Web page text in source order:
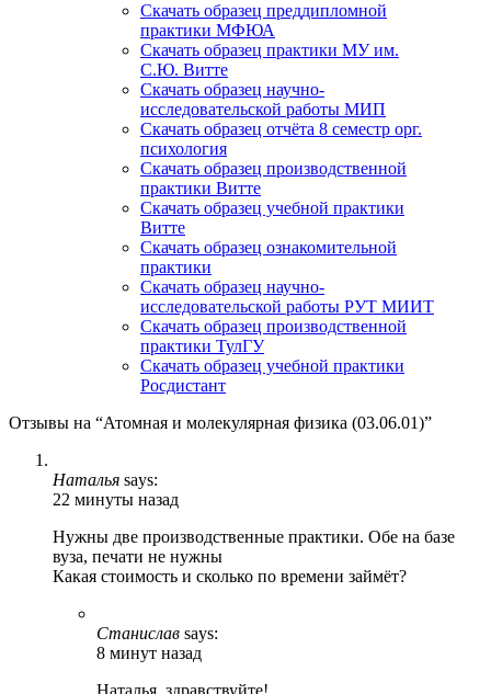
Скачать образец преддипломной
практики МФЮА
Скачать образец практики МУ им.
С.Ю. Витте
Скачать образец научно-
исследовательской работы МИП
Скачать образец отчёта 8 семестр орг.
психология
Скачать образец производственной
практики Витте
Скачать образец учебной практики
Витте
Скачать образец ознакомительной
практики
Скачать образец научно-
исследовательской работы РУТ МИИТ
Скачать образец производственной
практики ТулГУ
Скачать образец учебной практики
Росдистант
Отзывы на “Атомная и молекулярная физика (03.06.01)”
Наталья says:
22 минуты назад
Нужны две производственные практики. Обе на базе
вуза, печати не нужны
Какая стоимость и сколько по времени займёт?
Станислав says:
8 минут назад